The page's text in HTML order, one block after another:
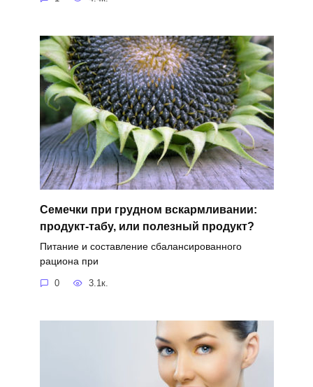
Семечки при грудном вскармливании:
продукт-табу, или полезный продукт?
Питание и составление сбалансированного
рациона при
0 3.1к.